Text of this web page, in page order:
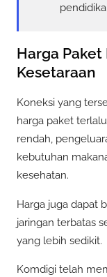
Harga
Kesetaraan
Koneksi yang
harga paket
rendah,
kebutuhan
kesehatan.
Harga juga dapat
jaringan terbatas
yang lebih sedikit.
Komdigi telah